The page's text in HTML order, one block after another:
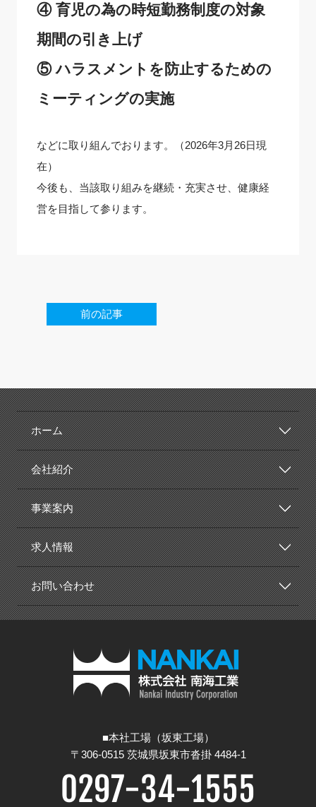
④ 育児の為の時短勤務制度の対象
期間の引き上げ
⑤ ハラスメントを防止するための
ミーティングの実施
などに取り組んでおります。（2026年3月26日現
在）
今後も、当該取り組みを継続・充実させ、健康経
営を目指して参ります。
前の記事
ホーム
会社紹介
事業案内
求人情報
お問い合わせ
本社工場（坂東工場）
〒306-0515 茨城県坂東市沓掛 4484-1
0297-34-1555